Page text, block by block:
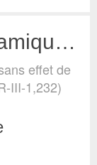
Calcul pressions dynamiques de base (vent)
effet de
III-1,232)